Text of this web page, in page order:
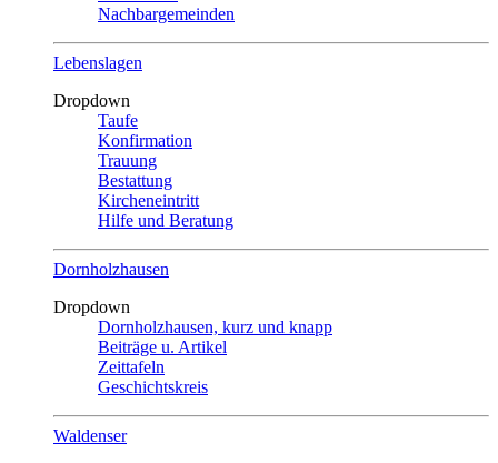
Nachbargemeinden
Lebenslagen
Dropdown
Taufe
Konfirmation
Trauung
Bestattung
Kircheneintritt
Hilfe und Beratung
Dornholzhausen
Dropdown
Dornholzhausen, kurz und knapp
Beiträge u. Artikel
Zeittafeln
Geschichtskreis
Waldenser